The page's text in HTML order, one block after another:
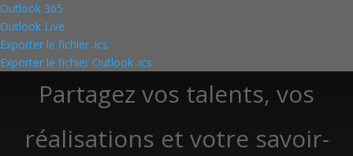
Outlook 365
Outlook Live
Exporter le fichier .ics
Exporter le fichier Outlook .ics
Partagez vos talents, vos
réalisations et votre savoir-